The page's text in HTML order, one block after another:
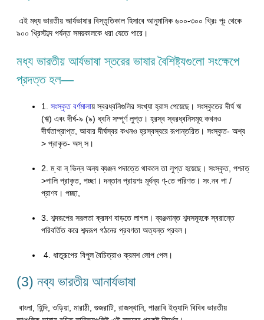
এই মধ্য ভারতীয় আর্যভাষার বিস্তৃতিকাল হিসাবে আনুমানিক ৬০০-৩০০ খ্রিঃ পূঃ থেকে
৯০০ খ্রিস্টাব্দ পর্যন্ত সময়কালকে ধরা যেতে পারে।
মধ্য ভারতীয় আর্যভাষা স্তরের ভাষার বৈশিষ্ট্যগুলো সংক্ষেপে
প্রদত্ত হল—
1. সংস্কৃত বর্ণমালায় স্বরধ্বনিগুলির সংখ্যা হ্রাস পেয়েছে। সংস্কৃতের দীর্ঘ ঋ
(ঋ) এবং দীর্ঘ-৯ (৯) ধ্বনি সম্পূর্ণ লুপ্ত। হ্রস্ব স্বরধ্বনিসমূহ কখনও
দীর্ঘতাপ্রাপ্ত, আবার দীর্ঘস্বর কখনও হ্রস্বস্বরে রূপান্তরিত। সংস্কৃত- অশ্ব
> প্রাকৃত- অস্ স।
2. ম্ বা ন্ ভিন্ন অন্য ব্যঞ্জন পদাত্তে থাকলে তা লুপ্ত হয়েছে। সংস্কৃত, পশ্চাত্
>পালি প্রাকৃত, পচ্ছা। দন্তান প্রায়শঃ মূর্ধন্য ণ্-তে পরিণত। সং.নব পা /
প্রাণব। পচ্ছা,
3. শব্দরূপের সরলতা ক্রমশ বাড়তে লাগল। ব্যঞ্জনান্ত শব্দসমূহকে স্বরান্তে
পরিবর্তিত করে শব্দরূপ গঠনের প্রবণতা অত্যন্ত প্রবল।
4. ধাতুরূপের বিপুল বৈচিত্রাও ক্রমশ লোপ পেল।
(3) নব্য ভারতীয় আনার্যভাষা
বাংলা, হিন্দি, ওড়িয়া, মারাঠী, গুজরাটি, রাজস্থানি, পাঞ্জাবি ইত্যাদি বিবিধ ভারতীয়